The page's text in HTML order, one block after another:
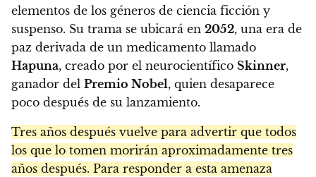
elementos de los géneros de ciencia ficción y
suspenso. Su trama se ubicará en 2052, una era de
paz derivada de un medicamento llamado
Hapuna, creado por el neurocientífico Skinner,
ganador del Premio Nobel, quien desaparece
poco después de su lanzamiento.
Tres años después vuelve para advertir que todos
los que lo tomen morirán aproximadamente tres
años después. Para responder a esta amenaza